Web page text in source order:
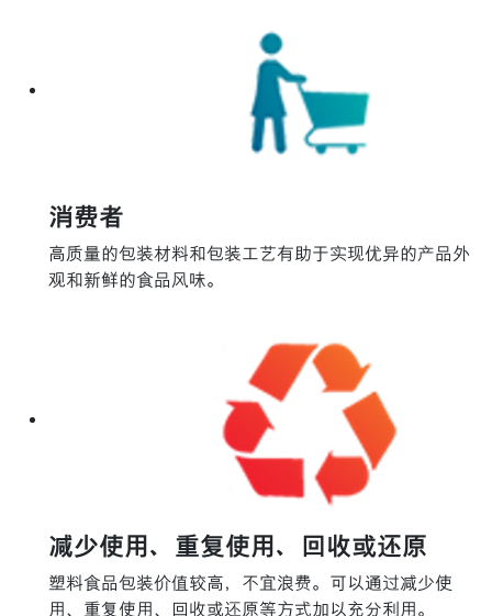
消费者
高质量的包装材料和包装工艺有助于实现优异的产品外
观和新鲜的食品风味。
减少使用、重复使用、回收或还原
塑料食品包装价值较高，不宜浪费。可以通过减少使
用、重复使用、回收或还原等方式加以充分利用。